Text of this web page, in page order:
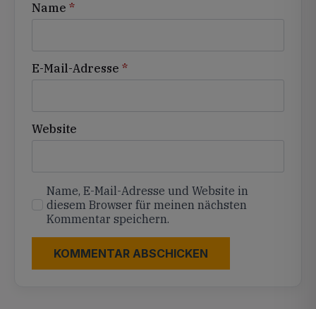
Name *
E-Mail-Adresse *
Website
Name, E-Mail-Adresse und Website in
diesem Browser für meinen nächsten
Kommentar speichern.